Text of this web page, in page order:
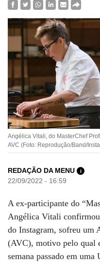
Angélica Vitali, do MasterChef
AVC (Foto: Reprodução/Band/
REDAÇÃO DA MENU i
22/09/2022 - 16:59
A ex-participante do
Angélica Vitali
do Instagram, sofreu um
(AVC), motivo pelo qual
semana passado em